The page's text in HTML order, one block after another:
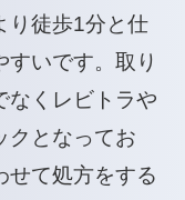
り徒歩1分と仕
いです。取り
なくレビトラや
クとなってお
せて処方をする